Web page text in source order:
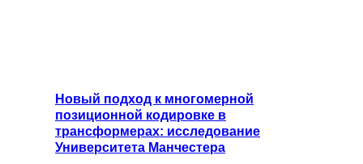
Новый подход к многомерной
позиционной кодировке в
трансформерах: исследование
Университета Манчестера